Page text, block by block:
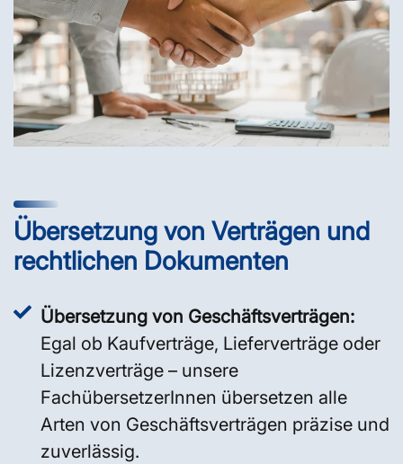
Übersetzung von Verträgen und
rechtlichen Dokumenten
Übersetzung von Geschäftsverträgen:
Egal ob Kaufverträge, Lieferverträge oder
Lizenzverträge – unsere
FachübersetzerInnen übersetzen alle
Arten von Geschäftsverträgen präzise und
zuverlässig.